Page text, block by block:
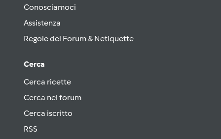
Conosciamoci
Assistenza
Regole del Forum & Netiquette
Cerca
Cerca ricette
Cerca nel forum
Cerca iscritto
RSS